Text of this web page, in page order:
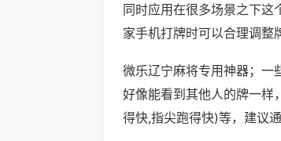
同时应用在很多场景之下这
家手机打牌时可以合理调整
微乐辽宁麻将专用神器；一
好像能看到其他人的牌一样
得快,指尖跑得快)等，建议